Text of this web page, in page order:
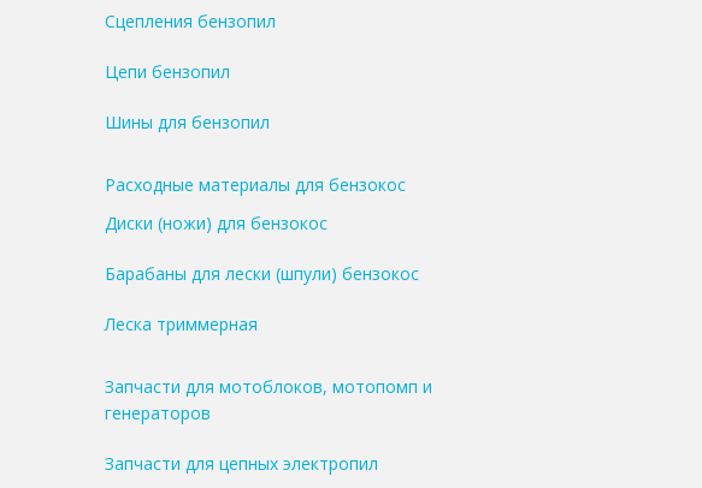
Сцепления бензопил
Цепи бензопил
Шины для бензопил
Расходные материалы для бензокос
Диски (ножи) для бензокос
Барабаны для лески (шпули) бензокос
Леска триммерная
Запчасти для мотоблоков, мотопомп и
генераторов
Запчасти для цепных электропил